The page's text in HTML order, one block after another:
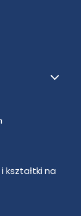
kształtki na